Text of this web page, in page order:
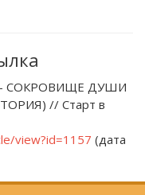
– СОКРОВИЩЕ ДУШИ
// Старт в
view?id=1157 (дата